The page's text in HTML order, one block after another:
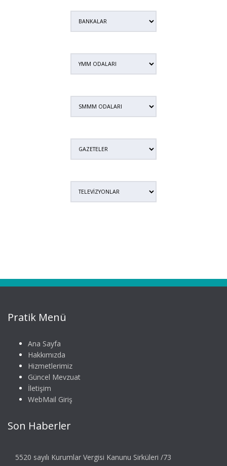
Pratik Menü
Ana Sayfa
Hakkımızda
Hizmetlerimiz
Güncel Mevzuat
İletişim
WebMail Giriş
Son Haberler
5520 sayılı Kurumlar Vergisi Kanunu Sirküleri /73